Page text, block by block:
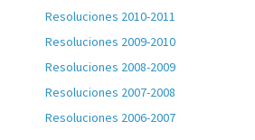
Resoluciones 2010-2011
Resoluciones 2009-2010
Resoluciones 2008-2009
Resoluciones 2007-2008
Resoluciones 2006-2007